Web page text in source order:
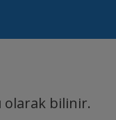
olarak bilinir.